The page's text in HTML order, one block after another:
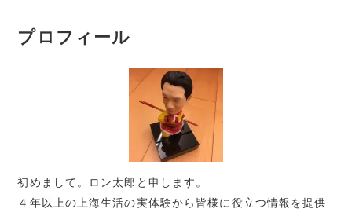
プロフィール
初めまして。ロン太郎と申します。
４年以上の上海生活の実体験から皆様に役立つ情報を提供